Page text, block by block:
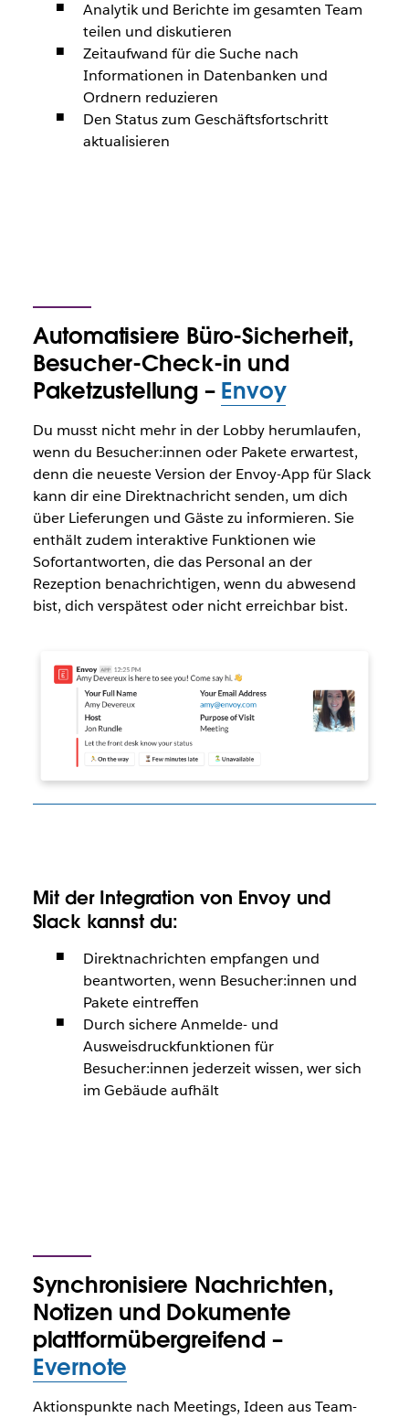
Analytik und Berichte im gesamten Team
teilen und diskutieren
Zeitaufwand für die Suche nach
Informationen in Datenbanken und
Ordnern reduzieren
Den Status zum Geschäftsfortschritt
aktualisieren
Automatisiere Büro-Sicherheit,
Besucher-Check-in und
Paketzustellung – Envoy
Du musst nicht mehr in der Lobby herumlaufen,
wenn du Besucher:innen oder Pakete erwartest,
denn die neueste Version der Envoy-App für Slack
kann dir eine Direktnachricht senden, um dich
über Lieferungen und Gäste zu informieren. Sie
enthält zudem interaktive Funktionen wie
Sofortantworten, die das Personal an der
Rezeption benachrichtigen, wenn du abwesend
bist, dich verspätest oder nicht erreichbar bist.
Mit der Integration von Envoy und
Slack kannst du:
Direktnachrichten empfangen und
beantworten, wenn Besucher:innen und
Pakete eintreffen
Durch sichere Anmelde- und
Ausweisdruckfunktionen für
Besucher:innen jederzeit wissen, wer sich
im Gebäude aufhält
Synchronisiere Nachrichten,
Notizen und Dokumente
plattformübergreifend –
Evernote
Aktionspunkte nach Meetings, Ideen aus Team-